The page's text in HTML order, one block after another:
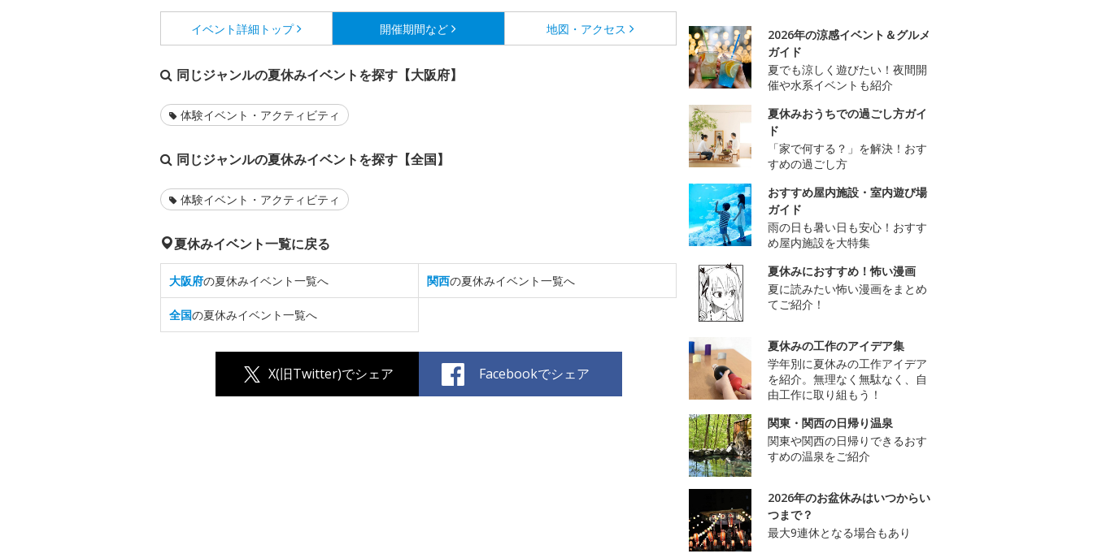
イベント詳細 トップ 開催期間など 地図・アクセス
同じジャンルの夏休みイベントを探す【大阪府】
体験イベント・アクティビティ
同じジャンルの夏休みイベントを探す【全国】
体験イベント・アクティビティ
夏休みイベント一覧に戻る
大阪府の夏休みイベント一覧へ 関西の夏休みイベント一覧へ
全国の夏休みイベント一覧へ
X(旧Twitter)でシェア Facebookでシェア
2026年の涼感イベント＆グルメ
ガイド
夏でも涼しく遊びたい！夜間開
催や水系イベントも紹介
夏休みおうちでの過ごし方ガイ
ド
「家で何する？」を解決！おす
すめの過ごし方
おすすめ屋内施設・室内遊び場
ガイド
雨の日も暑い日も安心！おすす
め屋内施設を大特集
夏休みにおすすめ！怖い漫画
夏に読みたい怖い漫画をまとめ
てご紹介！
夏休みの工作のアイデア集
学年別に夏休みの工作アイデア
を紹介。無理なく無駄なく、自
由工作に取り組もう！
関東・関西の日帰り温泉
関東や関西の日帰りできるおす
すめの温泉をご紹介
2026年のお盆休みはいつからい
つまで？
最大9連休となる場合もあり